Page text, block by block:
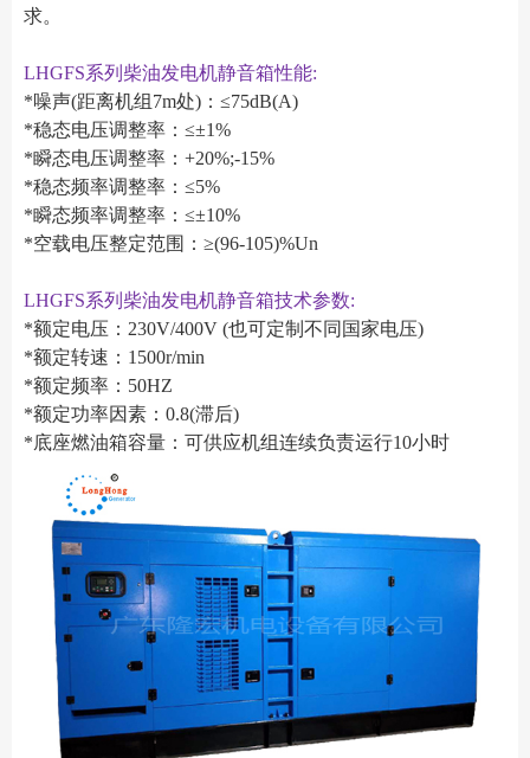
求。
LHGFS系列柴油发电机静音箱性能:
*噪声(距离机组7m处)：≤75dB(A)
*稳态电压调整率：≤±1%
*瞬态电压调整率：+20%;-15%
*稳态频率调整率：≤5%
*瞬态频率调整率：≤±10%
*空载电压整定范围：≥(96-105)%Un
LHGFS系列柴油发电机静音箱技术参数:
*额定电压：230V/400V (也可定制不同国家电压)
*额定转速：1500r/min
*额定频率：50HZ
*额定功率因素：0.8(滞后)
*底座燃油箱容量：可供应机组连续负责运行10小时